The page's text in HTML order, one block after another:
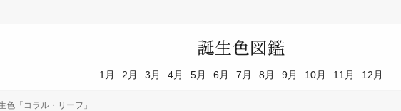
誕生色図鑑
1月 2月 3月 4月 5月 6月 7月 8月 9月 10月 11月 12月
色「コラル・リーフ」